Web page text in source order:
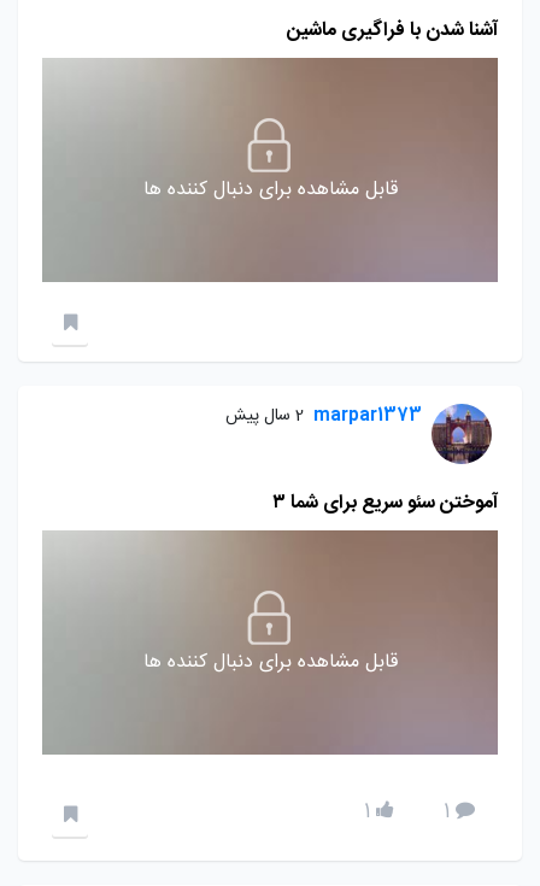
آشنا شدن با فراگیری ماشین
قابل مشاهده برای دنبال کننده ها
marpar1373 2 سال پیش
آموختن سئو سریع برای شما ۳
قابل مشاهده برای دنبال کننده ها
1
1